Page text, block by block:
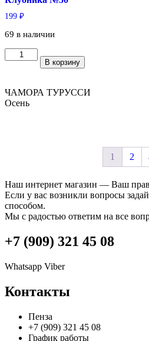
199 ₽
69 в наличии
Количество
товара
В корзину
ЧАМОРА ТУРУССИ
Осень
1 2
Наш интернет магазин — Ваш
Если у вас возникли вопросы
способом.
Мы с радостью ответим на все
+7 (909) 321 45 08
Whatsapp Viber
Контакты
Пенза
+7 (909) 321 45 08
График работы